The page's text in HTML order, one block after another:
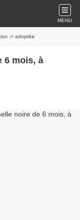
MENU
-> adoptée
6 mois, à